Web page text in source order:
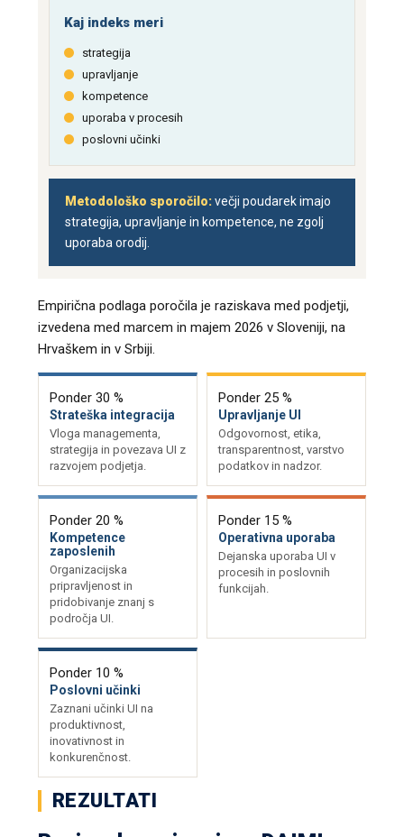
Kaj indeks meri
strategija
upravljanje
kompetence
uporaba v procesih
poslovni učinki
Metodološko sporočilo:večji poudarek imajo
strategija, upravljanje in kompetence, ne zgolj
uporaba orodij.
Empirična podlaga poročila je raziskava med podjetji,
izvedena med marcem in majem 2026 v Sloveniji, na
Hrvaškem in v Srbiji.
Ponder 30 %
Strateška integracija
Vloga managementa,
strategija in povezava UI z
razvojem podjetja.
Ponder 25 %
Upravljanje UI
Odgovornost, etika,
transparentnost, varstvo
podatkov in nadzor.
Ponder 20 %
Kompetence
zaposlenih
Organizacijska
pripravljenost in
pridobivanje znanj s
področja UI.
Ponder 15 %
Operativna uporaba
Dejanska uporaba UI v
procesih in poslovnih
funkcijah.
Ponder 10 %
Poslovni učinki
Zaznani učinki UI na
produktivnost,
inovativnost in
konkurenčnost.
REZULTATI